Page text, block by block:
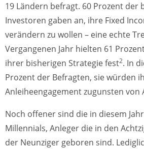
19 Ländern befragt. 60 Prozent der
Investoren gaben an, ihre Fixed
verändern zu wollen – eine echte
Vergangenen Jahr hielten 61
ihrer bisherigen Strategie fest2. In
Prozent der Befragten, sie würden
Anleiheengagement zugunsten
Noch offener sind die in diesem
Millennials, Anleger die in den
der Neunziger geboren sind.